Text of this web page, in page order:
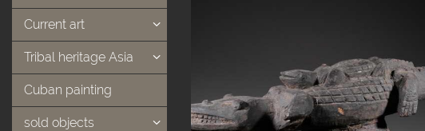
Current art
Tribal heritage Asia
Cuban painting
sold objects